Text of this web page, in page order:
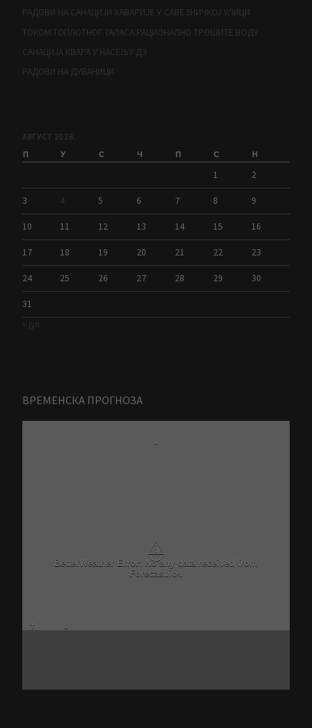
РАДОВИ НА САНАЦИЈИ ХАВАРИЈЕ У САВЕЗНИЧКОЈ УЛИЦИ
ТОКОМ ТОПЛОТНОГ ТАЛАСА РАЦИОНАЛНО ТРОШИТЕ ВОДУ
САНАЦИЈА КВАРА У НАСЕЉУ Д3
РАДОВИ НА ДУВАНИЦИ
АВГУСТ 2026.
П У С Ч П С Н
1 2
3 4 5 6 7 8 9
10 11 12 13 14 15 16
17 18 19 20 21 22 23
24 25 26 27 28 29 30
31
« јул
ВРЕМЕНСКА ПРОГНОЗА
-
⚠
BetterWeather Error: No any data received from
Forecast.io!.